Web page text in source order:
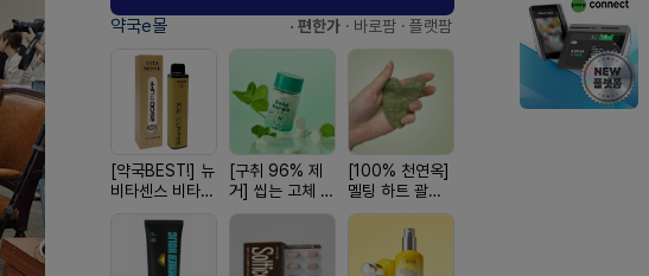
약국e몰 · 편한가 · 바로팜 · 플랫팜
[약국BEST!] 뉴
비타센스 비타민
[구취 96% 제
거] 씹는 고체 가
글
[100% 천연옥]
멜팅 하트 괄사
마사지기